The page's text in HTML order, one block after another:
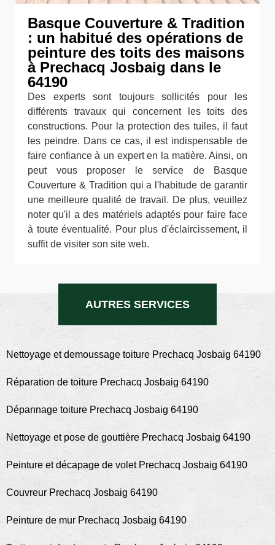
Basque Couverture & Tradition
: un habitué des opérations de
peinture des toits des maisons
à Prechacq Josbaig dans le
64190
Des experts sont toujours sollicités pour les
différents travaux qui concernent les toits des
constructions. Pour la protection des tuiles, il faut
les peindre. Dans ce cas, il est indispensable de
faire confiance à un expert en la matière. Ainsi, on
peut vous proposer le service de Basque
Couverture & Tradition qui a l'habitude de garantir
une meilleure qualité de travail. De plus, veuillez
noter qu'il a des matériels adaptés pour faire face
à toute éventualité. Pour plus d'éclaircissement, il
suffit de visiter son site web.
AUTRES SERVICES
Nettoyage et demoussage toiture Prechacq Josbaig 64190
Réparation de toiture Prechacq Josbaig 64190
Dépannage toiture Prechacq Josbaig 64190
Nettoyage et pose de gouttière Prechacq Josbaig 64190
Peinture et décapage de volet Prechacq Josbaig 64190
Couvreur Prechacq Josbaig 64190
Peinture de mur Prechacq Josbaig 64190